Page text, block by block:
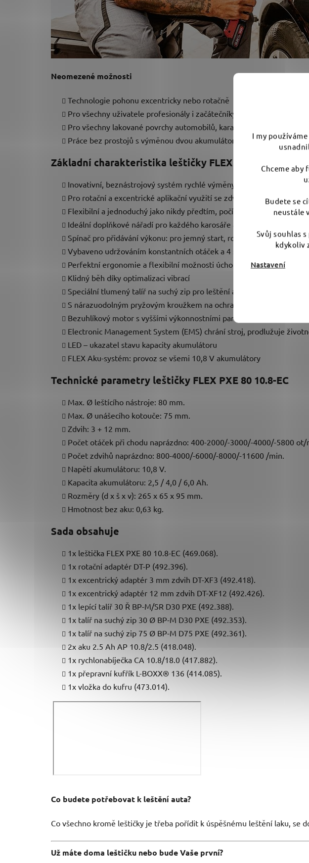
I my
Chceme aby
Budete se
neustále
Svůj souhlas
kdykoliv
Nastavení
Neomezené možnosti
Technologie pohonu excentricky nebo rotačně
Pro všechny uživatele profesionály i začátečníky
Pro všechny lakované povrchy automobilů, karavanů, letadel nebo lodí
Práce bez prostojů s výměnou dvou akumulátor
Základní charakteristika leštičky FLEX
Inovativní, beznástrojový systém rychlé výměny nástrojů pro pohon
Pro rotační a excentrické aplikační využití se zdvihem 3 a 12 mm
Flexibilní a jednoduchý jako nikdy předtím, počínaje hvězdicovým
Ideální doplňkové nářadí pro každého karosáře a oblast spotrepair
Spínač pro přidávání výkonu: pro jemný start, rozběhové otáčky a
Vybaveno udržováním konstantních otáček a 4 stupni regulace
Perfektní ergonomie a flexibilní možnosti úchopu optimalizované
Klidný běh díky optimalizaci vibrací
Speciální tlumený talíř na suchý zip pro leštění a broušení
S nárazuodolným pryžovým kroužkem na ochranu povrchů
Bezuhlíkový motor s vyššími výkonnostními parametry a delší
Electronic Management System (EMS) chrání stroj, prodlužuje
LED – ukazatel stavu kapacity akumulátoru
FLEX Aku-systém: provoz se všemi 10,8 V akumulátory
Technické parametry leštičky FLEX PXE 80 10.8-EC
Max. Ø leštícího nástroje: 80 mm.
Max. Ø unášecího kotouče: 75 mm.
Zdvih: 3 + 12 mm.
Počet otáček při chodu naprázdno: 400-2000/-3000/-4000/-5800 ot/
Počet zdvihů naprázdno: 800-4000/-6000/-8000/-11600 /min.
Napětí akumulátoru: 10,8 V.
Kapacita akumulátoru: 2,5 / 4,0 / 6,0 Ah.
Rozměry (d x š x v): 265 x 65 x 95 mm.
Hmotnost bez aku: 0,63 kg.
Sada obsahuje
1x leštička FLEX PXE 80 10.8-EC (469.068).
1x rotační adaptér DT-P (492.396).
1x excentrický adaptér 3 mm zdvih DT-XF3 (492.418).
1x excentrický adaptér 12 mm zdvih DT-XF12 (492.426).
1x lepící talíř 30 Ř BP-M/SR D30 PXE (492.388).
1x talíř na suchý zip 30 Ø BP-M D30 PXE (492.353).
1x talíř na suchý zip 75 Ø BP-M D75 PXE (492.361).
2x aku 2.5 Ah AP 10.8/2.5 (418.048).
1x rychlonabíječka CA 10.8/18.0 (417.882).
1x přepravní kufřík L-BOXX® 136 (414.085).
1x vložka do kufru (473.014).
Co budete potřebovat k leštění auta?
Co všechno kromě leštičky je třeba pořídit k úspěšnému leštění laku, se
Už máte doma leštičku nebo bude Vaše první?